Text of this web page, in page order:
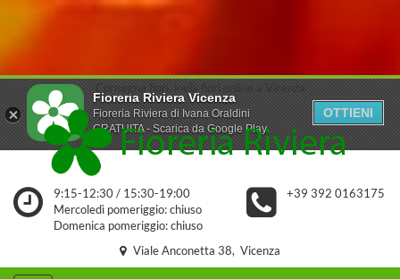
Fioreria Riviera Vicenza
Fioreria Riviera di Ivana Oraldini
GRATUITA - Scarica da Google Play
OTTIENI
Consegna fiori, invia fiori online a Vicenza
9:15-12:30 / 15:30-19:00
Mercoledì pomeriggio: chiuso
Domenica pomeriggio: chiuso
+39 392 0163175
Viale Anconetta 38, Vicenza